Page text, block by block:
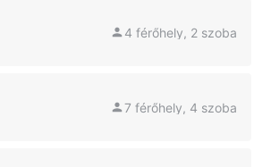
4 férőhely, 2 szoba
7 férőhely, 4 szoba